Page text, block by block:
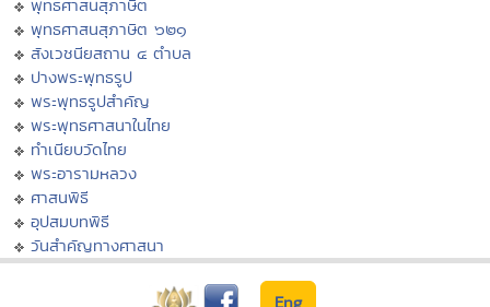
พุทธศาสนสุภาษิต
พุทธศาสนสุภาษิต ๖๒๑
สังเวชนียสถาน ๔ ตำบล
ปางพระพุทธรูป
พระพุทธรูปสำคัญ
พระพุทธศาสนาในไทย
ทำเนียบวัดไทย
พระอารามหลวง
ศาสนพิธี
อุปสมบทพิธี
วันสำคัญทางศาสนา
Eng